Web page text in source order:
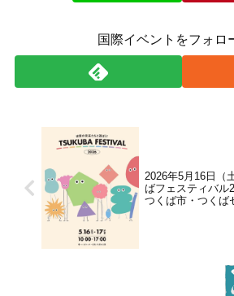
国際イベントをフォロ
2026年5月16日（
ばフェスティバル
つくば市・つくば